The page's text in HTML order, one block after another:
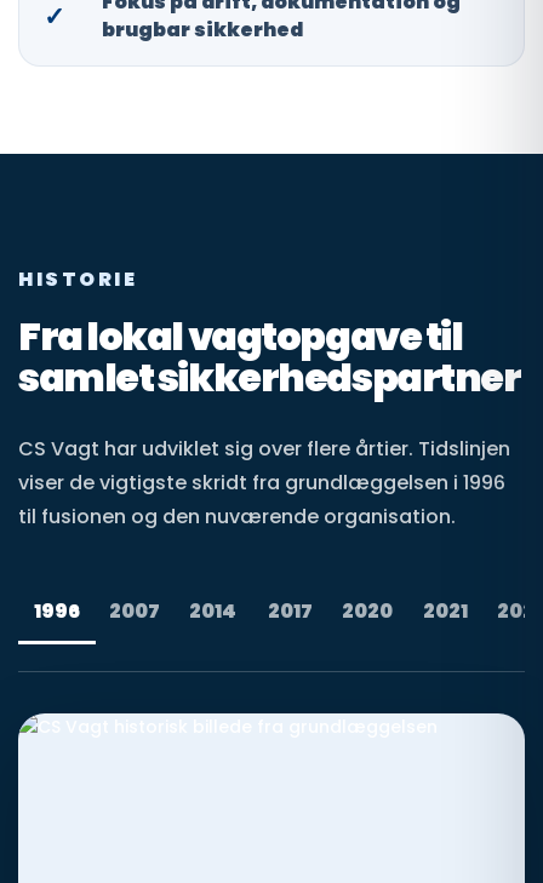
✓
brugbar sikkerhed
HISTORIE
Fra lokal vagtopgave til
samlet sikkerhedspartner
CS Vagt har udviklet sig over flere årtier. Tidslinjen
viser de vigtigste skridt fra grundlæggelsen i 1996
til fusionen og den nuværende organisation.
1996 2007 2014 2017 2020 2021